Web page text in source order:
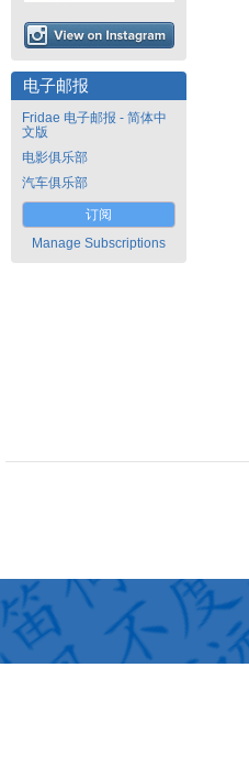
电子邮报
Fridae 电子邮报 - 简体中
文版
电影俱乐部
汽车俱乐部
订阅
Manage Subscriptions